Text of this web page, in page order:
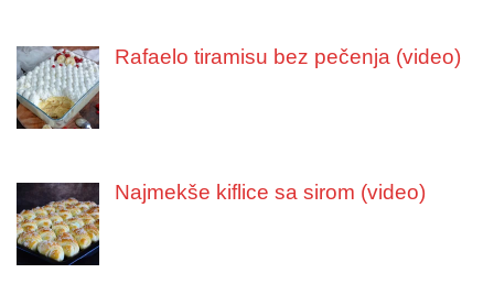
Rafaelo tiramisu bez pečenja (video)
Najmekše kiflice sa sirom (video)